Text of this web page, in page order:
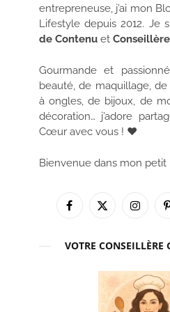
entrepreneuse, j’ai mon
Lifestyle depuis 2012. Je
de Contenuet
Gourmande et
beauté, de maquillage,
à ongles, de bijoux, de
décoration… j’adore
Cœur avec vous ! ♥
Bienvenue dans mon petit
Facebook
X
VOTRE CONSEILLÈRE